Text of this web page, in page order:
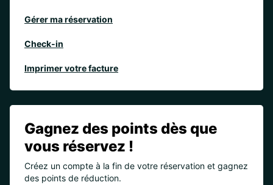
Gérer ma réservation
Check-in
Imprimer votre facture
Gagnez des points dès que
vous réservez !
Créez un compte à la fin de votre réservation et gagnez
des points de réduction.